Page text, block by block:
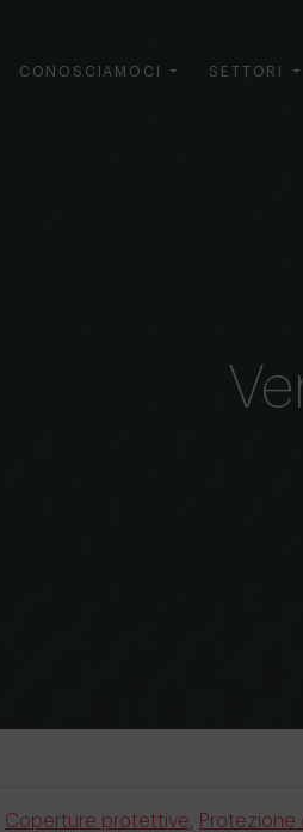
CONOSCIAMOCI SETTORI
Coperture protettive Protezione